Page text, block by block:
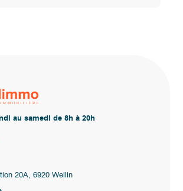
au samedi de 8h à 20h
20A, 6920 Wellin